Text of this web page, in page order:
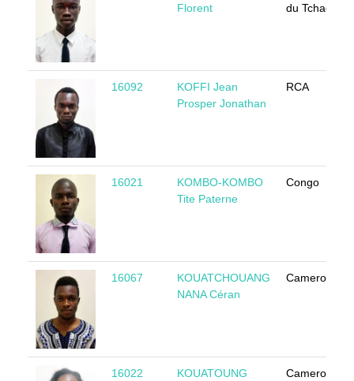
Florent
du Tchad
16092
KOFFI Jean
Prosper Jonathan
RCA
16021
KOMBO-KOMBO
Tite Paterne
Congo
16067
KOUATCHOUANG
NANA Céran
Cameroun
16022
KOUATOUNG
Cameroun